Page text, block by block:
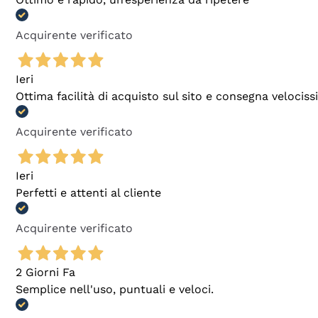
Acquirente verificato
Ieri
Ottima facilità di acquisto sul sito e consegna
Acquirente verificato
Ieri
Perfetti e attenti al cliente
Acquirente verificato
2 Giorni Fa
Semplice nell'uso, puntuali e veloci.